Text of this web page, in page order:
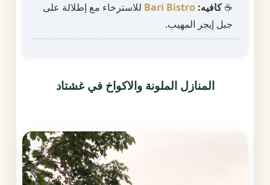
☕كافيه: Bari Bistro للاسترخاء مع إطلالة على
جبل إيجر المهيب.
المنازل الملونة والاكواخ في غشتاد